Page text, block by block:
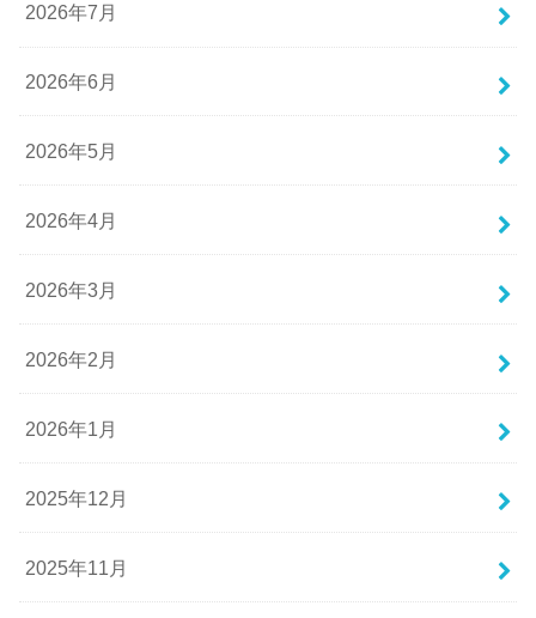
2026年7月
2026年6月
2026年5月
2026年4月
2026年3月
2026年2月
2026年1月
2025年12月
2025年11月